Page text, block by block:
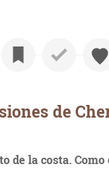
de
de la costa.